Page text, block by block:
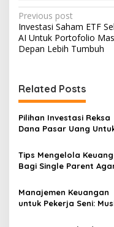
Post
navigation
Previous post
Investasi Saham ETF
AI Untuk Portofolio
Depan Lebih Tumbuh
Related Posts
Pilihan Investasi Reksa
Dana Pasar Uang
Tips Mengelola
Bagi Single Parent
Terpenuhi
Manajemen Keuangan
untuk Pekerja Seni: